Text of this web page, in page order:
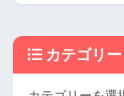
カテゴリー